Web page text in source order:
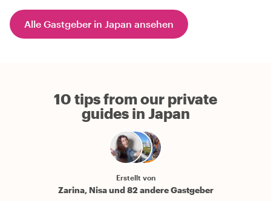
Alle Gastgeber in Japan ansehen
10 tips from our private
guides in Japan
Erstellt von
Zarina, Nisa und 82 andere Gastgeber